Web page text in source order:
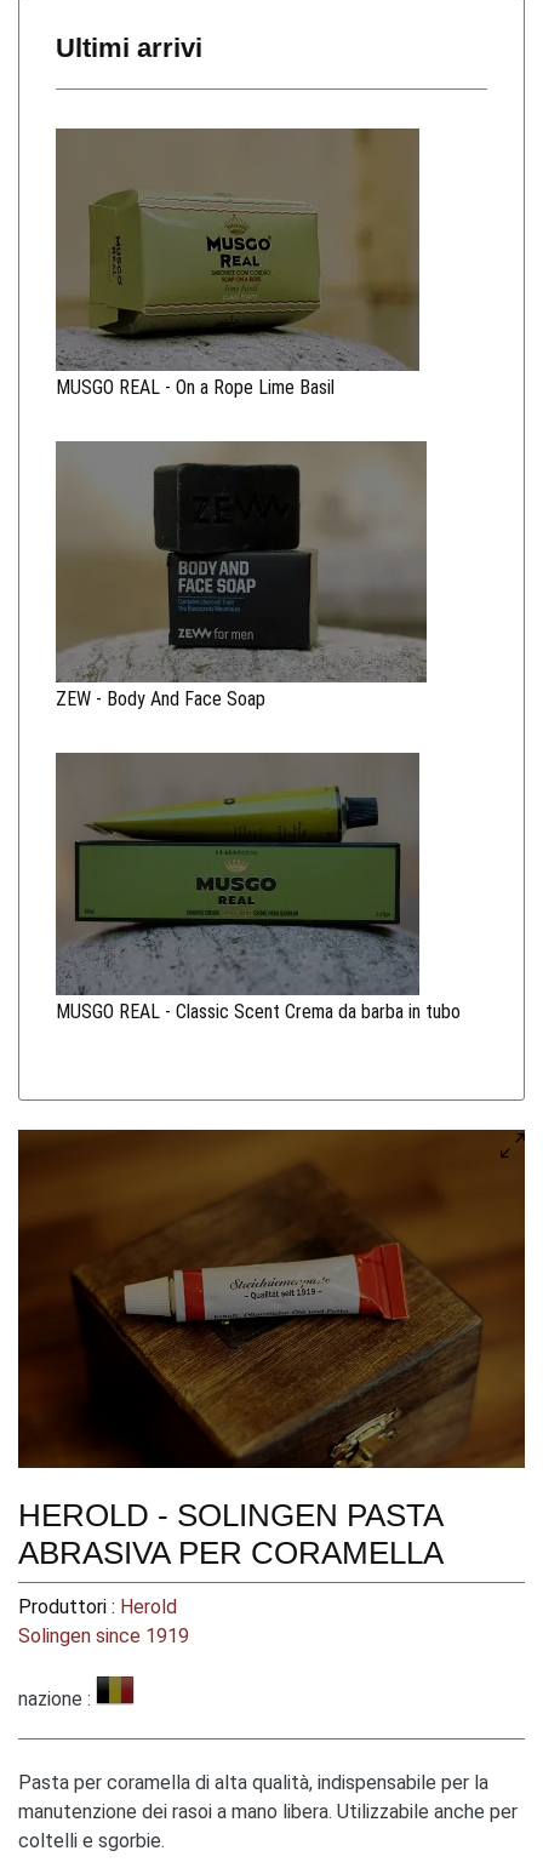
Ultimi arrivi
MUSGO REAL - On a Rope Lime Basil
ZEW - Body And Face Soap
MUSGO REAL - Classic Scent Crema da barba in tubo
HEROLD - SOLINGEN PASTA
ABRASIVA PER CORAMELLA
Produttori : Herold
Solingen since 1919
nazione :
Pasta per coramella di alta qualità, indispensabile per la
manutenzione dei rasoi a mano libera. Utilizzabile anche per
coltelli e sgorbie.